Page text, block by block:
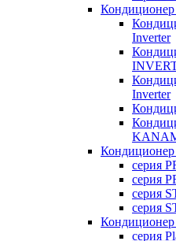
Кондиционер
Inverter
Inverter
серия
серия
серия
серия
серия